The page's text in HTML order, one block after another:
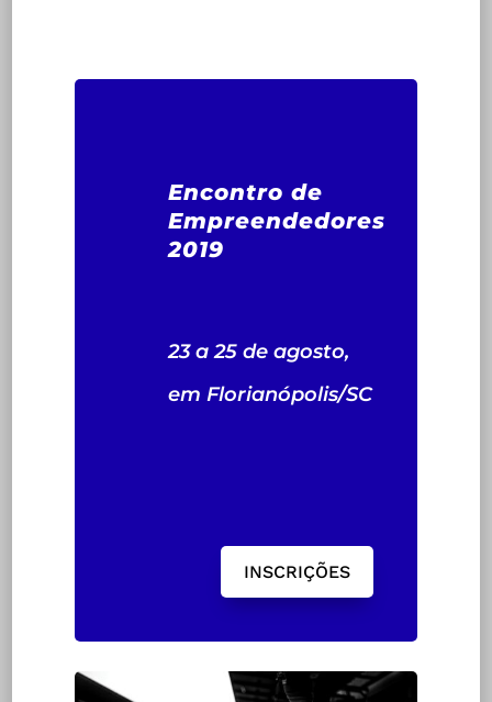
Encontro de
Empreendedores
2019
23 a 25 de agosto,
em Florianópolis/SC
INSCRIÇÕES